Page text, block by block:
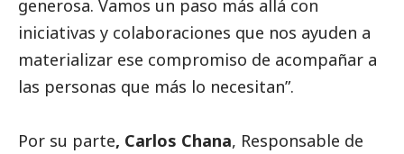
generosa. Vamos un paso más allá con
iniciativas y colaboraciones que nos ayuden a
materializar ese compromiso de acompañar a
las personas que más lo necesitan”.
Por su parte, Carlos Chana, Responsable de